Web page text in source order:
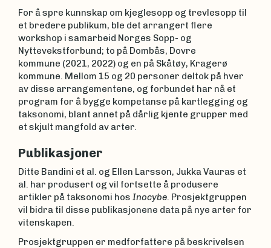
For å spre kunnskap om kjeglesopp og trevlesopp til
et bredere publikum, ble det arrangert flere
workshop i samarbeid Norges Sopp- og
Nyttevekstforbund; to på Dombås, Dovre
kommune (2021, 2022) og en på Skåtøy, Kragerø
kommune. Mellom 15 og 20 personer deltok på hver
av disse arrangementene, og forbundet har nå et
program for å bygge kompetanse på kartlegging og
taksonomi, blant annet på dårlig kjente grupper med
et skjult mangfold av arter.
Publikasjoner
Ditte Bandini et al. og Ellen Larsson, Jukka Vauras et
al. har produsert og vil fortsette å produsere
artikler på taksonomi hos Inocybe. Prosjektgruppen
vil bidra til disse publikasjonene data på nye arter for
vitenskapen.
Prosjektgruppen er medforfattere på beskrivelsen